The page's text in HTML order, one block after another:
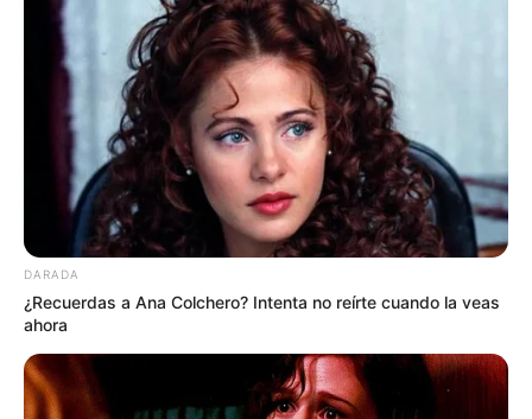
DARADA
¿Recuerdas a Ana Colchero? Intenta no reírte cuando la veas
ahora